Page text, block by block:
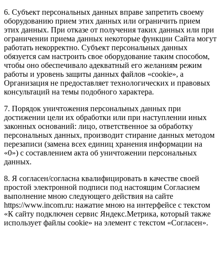
6. Субъект персональных данных вправе запретить своему
оборудованию прием этих данных или ограничить прием
этих данных. При отказе от получения таких данных или при
ограничении приема данных некоторые функции Сайта могут
работать некорректно. Субъект персональных данных
обязуется сам настроить свое оборудование таким способом,
чтобы оно обеспечивало адекватный его желаниям режим
работы и уровень защиты данных файлов «cookie», а
Организация не предоставляет технологических и правовых
консультаций на темы подобного характера.
7. Порядок уничтожения персональных данных при
достижении цели их обработки или при наступлении иных
законных оснований: лицо, ответственное за обработку
персональных данных, производит стирание данных методом
перезаписи (замена всех единиц хранения информации на
«0») с составлением акта об уничтожении персональных
данных.
8. Я согласен/согласна квалифицировать в качестве своей
простой электронной подписи под настоящим Согласием
выполнение мною следующего действия на сайте
https://www.incom.ru: нажатие мною на интерфейсе с текстом
«К сайту подключен сервис Яндекс.Метрика, который также
использует файлы cookie» на элемент с текстом «Согласен».